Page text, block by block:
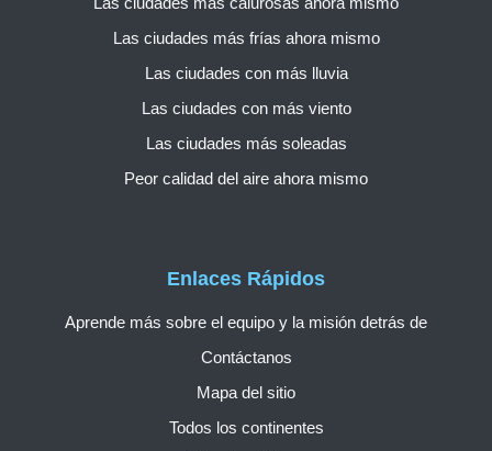
Enlaces Rápidos
Aprende más sobre el equipo y la misión detrás de
Contáctanos
Mapa del sitio
Todos los continentes
Las ciudades más frías ahora mismo
Las ciudades con más lluvia
Las ciudades con más viento
Las ciudades más soleadas
Peor calidad del aire ahora mismo